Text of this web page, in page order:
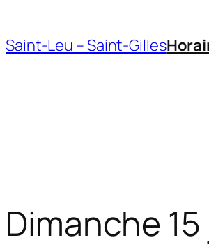
au
contenu
Saint-Leu – Saint-Gilles
Dimanche